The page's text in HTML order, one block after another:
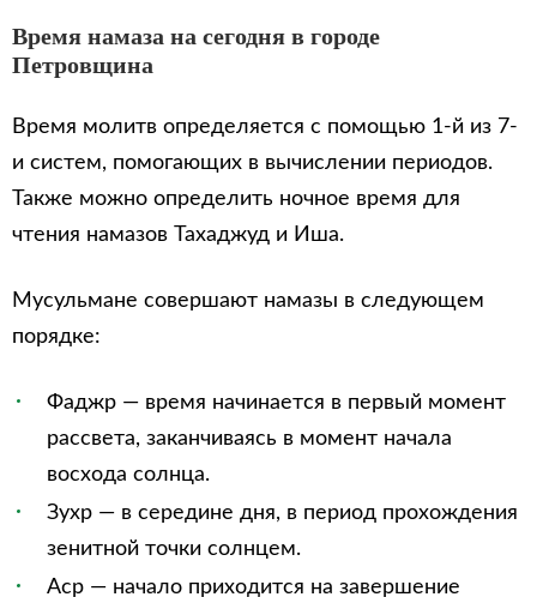
Время намаза на сегодня в городе
Петровщина
Время молитв определяется с помощью 1-й из 7-
и систем, помогающих в вычислении периодов.
Также можно определить ночное время для
чтения намазов Тахаджуд и Иша.
Мусульмане совершают намазы в следующем
порядке:
Фаджр — время начинается в первый момент
рассвета, заканчиваясь в момент начала
восхода солнца.
Зухр — в середине дня, в период прохождения
зенитной точки солнцем.
Аср — начало приходится на завершение